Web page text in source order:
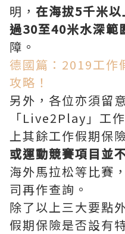
明， 在海拔5千米
過30至40米水深範
障。
德國篇：2019工作
攻略！
另外，各位亦須留
「Live2Play」工
上其餘工作假期保
或運動競賽項目並
海外馬拉松等比賽
司再作查詢。
除了以上三大要點
假期保險是否設有